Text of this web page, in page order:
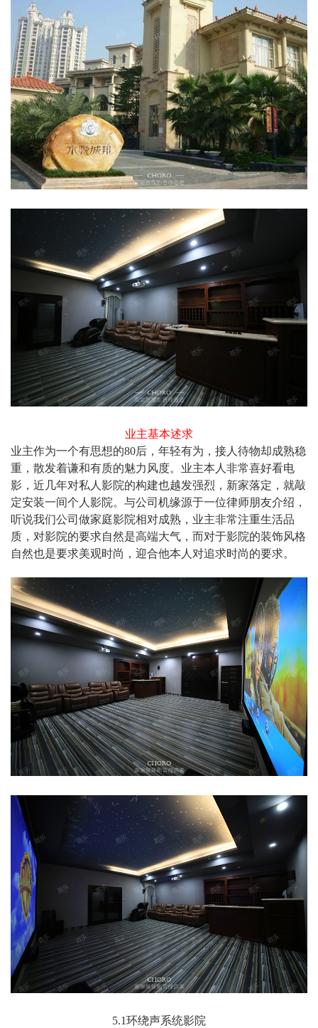
业主基本述求
业主作为一个有思想的80后，年轻有为，接人待物却成熟稳
重，散发着谦和有质的魅力风度。业主本人非常喜好看电
影，近几年对私人影院的构建也越发强烈，新家落定，就敲
定安装一间个人影院。与公司机缘源于一位律师朋友介绍，
听说我们公司做家庭影院相对成熟，业主非常注重生活品
质，对影院的要求自然是高端大气，而对于影院的装饰风格
自然也是要求美观时尚，迎合他本人对追求时尚的要求。
5.1环绕声系统影院